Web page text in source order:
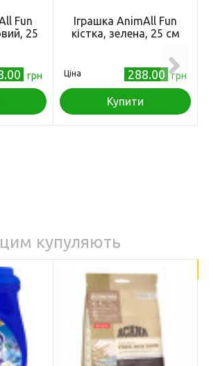
Fun
25
грн
Іграшка AnimAll Fun
кістка, зелена, 25 см
Ціна 288.00 грн
Купити
купуляють